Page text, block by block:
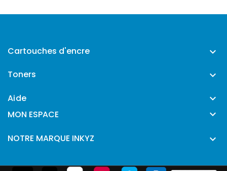
Cartouches d'encre 
Toners 
Aide 
MON ESPACE 
NOTRE MARQUE INKYZ 